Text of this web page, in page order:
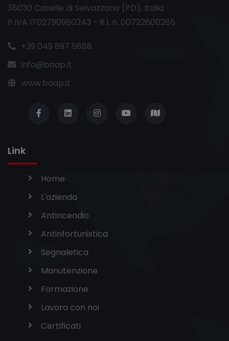
35030 Caselle di Selvazzano (PD), Italia
P.IVA IT02790980243 - R.I. n. 00722600285
+39 049 897 5888
info@baap.it
www.baap.it
Link
Home
L'azienda
Antincendio
Antinfortunistica
Segnaletica
Manutenzione
Formazione
Lavora con noi
Certificati